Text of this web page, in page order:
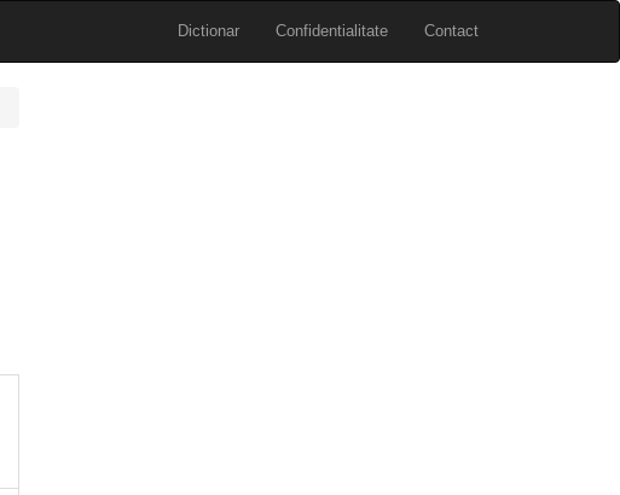
Dictionar Confidentialitate Contact